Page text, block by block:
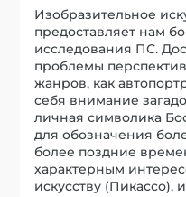
личная символика
для обозначения
более поздние
характерным
искусству (Пикассо),
(Пауль Клее),
детей.
таким образом,
критику в
с эпохи Возрождения
фигуры».